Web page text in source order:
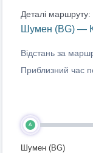
Деталі маршруту:
Шумен (BG) —
Відстань за
Приблизний час
A
Шумен (BG)